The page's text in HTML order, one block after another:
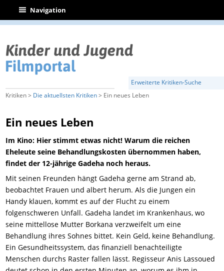
| Navigation
Erweiterte Kritiken-Suche
Kritiken > Die aktuellsten Kritiken> Ein neues Leben
Ein neues Leben
Im Kino: Hier stimmt etwas nicht! Warum die reichen
Eheleute seine Behandlungskosten übernommen haben,
findet der 12-jährige Gadeha noch heraus.
Mit seinen Freunden hängt Gadeha gerne am Strand ab,
beobachtet Frauen und albert herum. Als die Jungen ein
Handy klauen, kommt es auf der Flucht zu einem
folgenschweren Unfall. Gadeha landet im Krankenhaus, wo
seine mittellose Mutter Borkana verzweifelt um eine
Behandlung ihres Sohnes bittet. Kein Geld, keine Behandlung.
Ein Gesundheitssystem, das finanziell benachteiligte
Menschen durchs Raster fallen lässt. Regisseur Anis Lassoued